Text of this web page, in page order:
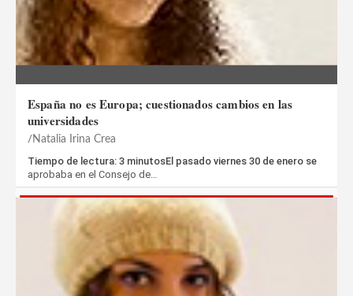
España no es Europa; cuestionados cambios en las
universidades
Natalia Irina Crea
Tiempo de lectura: 3 minutosEl pasado viernes 30 de enero se
aprobaba en el Consejo de…